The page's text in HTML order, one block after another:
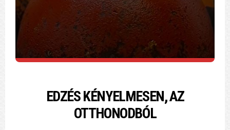
EDZÉS KÉNYELMESEN, AZ
OTTHONODBÓL